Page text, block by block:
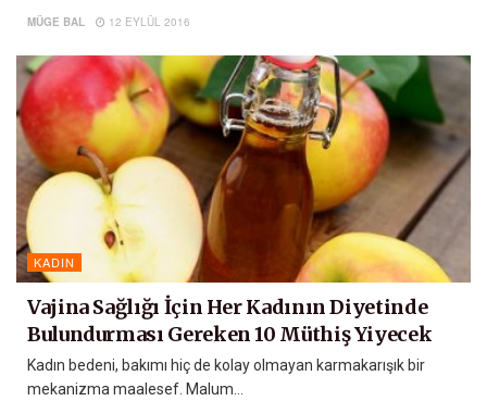
MÜGE BAL 12 EYLÜL 2016
KADIN
Vajina Sağlığı İçin Her Kadının Diyetinde
Bulundurması Gereken 10 Müthiş Yiyecek
Kadın bedeni, bakımı hiç de kolay olmayan karmakarışık bir
mekanizma maalesef. Malum...